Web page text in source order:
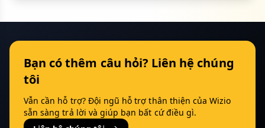
Bạn có thêm câu hỏi? Liên hệ chúng
tôi
Vẫn cần hỗ trợ? Đội ngũ hỗ trợ thân thiện của Wizio
sẵn sàng trả lời và giúp bạn bất cứ điều gì.